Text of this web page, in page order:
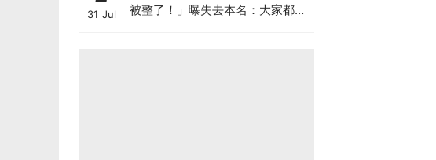
31 Jul
被整了！」曝失去本名：大家都叫